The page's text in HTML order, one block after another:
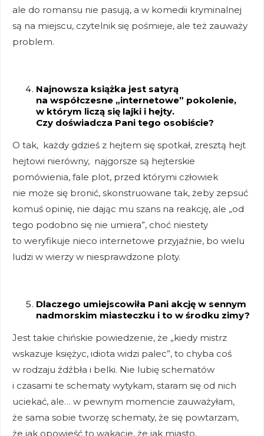
ale do romansu nie pasują, a w komedii kryminalnej
są na miejscu, czytelnik się pośmieje, ale też zauważy
problem.
Najnowsza książka jest satyrą
na współczesne „internetowe” pokolenie,
w którym liczą się lajki i hejty.
Czy doświadcza Pani tego osobiście?
O tak, każdy gdzieś z hejtem się spotkał, zresztą hejt
hejtowi nierówny, najgorsze są hejterskie
pomówienia, fale plot, przed którymi człowiek
nie może się bronić, skonstruowane tak, żeby zepsuć
komuś opinię, nie dając mu szans na reakcję, ale „od
tego podobno się nie umiera”, choć niestety
to weryfikuje nieco internetowe przyjaźnie, bo wielu
ludzi w wierzy w niesprawdzone ploty.
Dlaczego umiejscowiła Pani akcję w sennym
nadmorskim miasteczku i to w środku zimy?
Jest takie chińskie powiedzenie, że „kiedy mistrz
wskazuje księżyc, idiota widzi palec”, to chyba coś
w rodzaju źdźbła i belki. Nie lubię schematów
i czasami te schematy wytykam, staram się od nich
uciekać, ale… w pewnym momencie zauważyłam,
że sama sobie tworzę schematy, że się powtarzam,
że jak opowieść to wakacje, że jak miasto,